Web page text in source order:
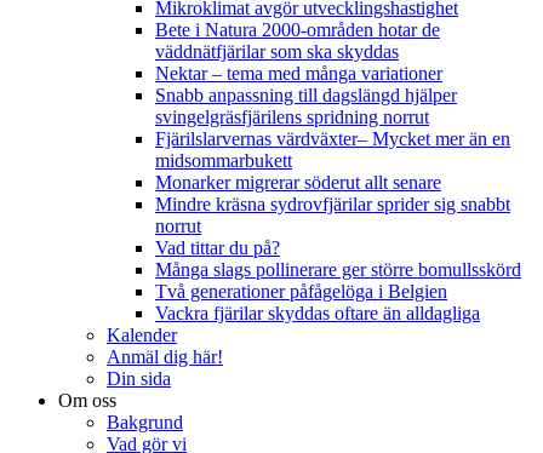
Mikroklimat avgör utvecklingshastighet
Bete i Natura 2000-områden hotar de
väddnätfjärilar som ska skyddas
Nektar – tema med många variationer
Snabb anpassning till dagslängd hjälper
svingelgräsfjärilens spridning norrut
Fjärilslarvernas värdväxter– Mycket mer än en
midsommarbukett
Monarker migrerar söderut allt senare
Mindre kräsna sydrovfjärilar sprider sig snabbt
norrut
Vad tittar du på?
Många slags pollinerare ger större bomullsskörd
Två generationer påfågelöga i Belgien
Vackra fjärilar skyddas oftare än alldagliga
Kalender
Anmäl dig här!
Din sida
Om oss
Bakgrund
Vad gör vi